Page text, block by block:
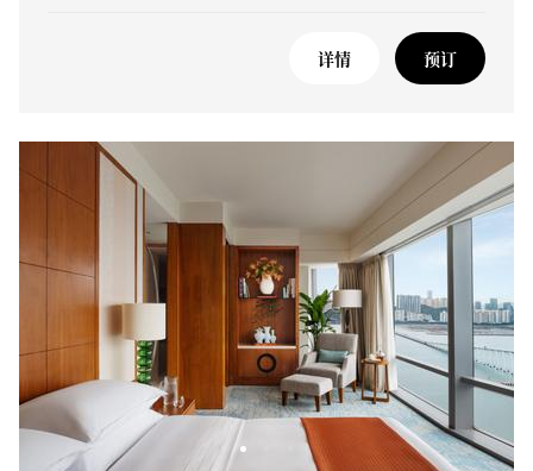
详情 预订